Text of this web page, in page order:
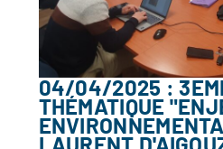
04/04/2025 :
THÉMATIQUE